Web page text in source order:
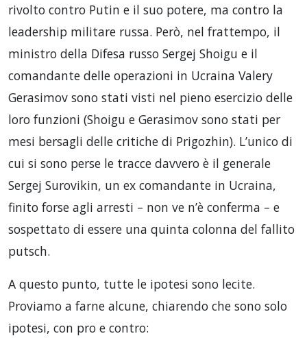
rivolto contro Putin e il suo potere, ma contro la
leadership militare russa. Però, nel frattempo, il
ministro della Difesa russo Sergej Shoigu e il
comandante delle operazioni in Ucraina Valery
Gerasimov sono stati visti nel pieno esercizio delle
loro funzioni (Shoigu e Gerasimov sono stati per
mesi bersagli delle critiche di Prigozhin). L’unico di
cui si sono perse le tracce davvero è il generale
Sergej Surovikin, un ex comandante in Ucraina,
finito forse agli arresti – non ve n’è conferma – e
sospettato di essere una quinta colonna del fallito
putsch.
A questo punto, tutte le ipotesi sono lecite.
Proviamo a farne alcune, chiarendo che sono solo
ipotesi, con pro e contro: